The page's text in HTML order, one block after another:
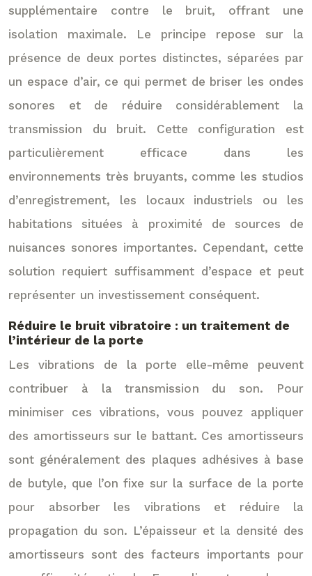
supplémentaire contre le bruit, offrant une
isolation maximale. Le principe repose sur la
présence de deux portes distinctes, séparées par
un espace d’air, ce qui permet de briser les ondes
sonores et de réduire considérablement la
transmission du bruit. Cette configuration est
particulièrement efficace dans les
environnements très bruyants, comme les studios
d’enregistrement, les locaux industriels ou les
habitations situées à proximité de sources de
nuisances sonores importantes. Cependant, cette
solution requiert suffisamment d’espace et peut
représenter un investissement conséquent.
Réduire le bruit vibratoire : un traitement de
l’intérieur de la porte
Les vibrations de la porte elle-même peuvent
contribuer à la transmission du son. Pour
minimiser ces vibrations, vous pouvez appliquer
des amortisseurs sur le battant. Ces amortisseurs
sont généralement des plaques adhésives à base
de butyle, que l’on fixe sur la surface de la porte
pour absorber les vibrations et réduire la
propagation du son. L’épaisseur et la densité des
amortisseurs sont des facteurs importants pour